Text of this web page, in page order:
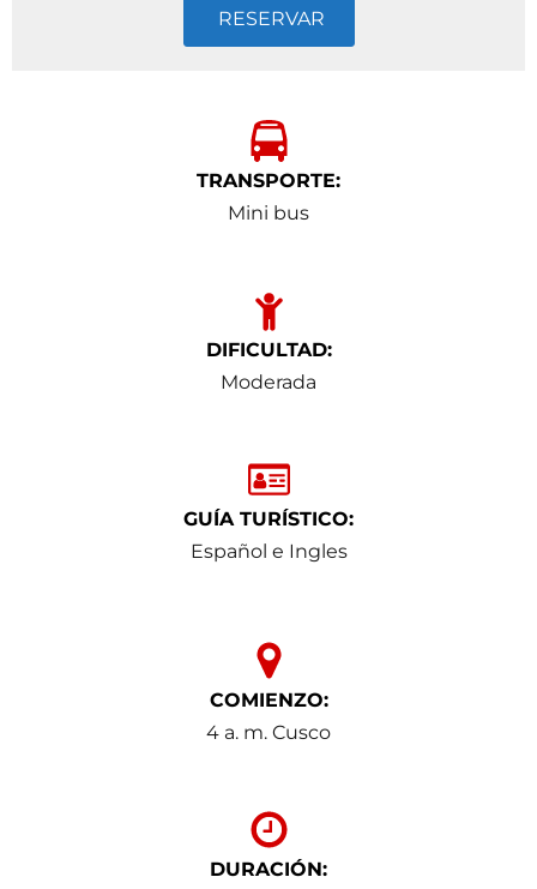
RESERVAR
TRANSPORTE:
Mini bus
DIFICULTAD:
Moderada
GUÍA TURÍSTICO:
Español e Ingles
COMIENZO:
4 a. m. Cusco
DURACIÓN: